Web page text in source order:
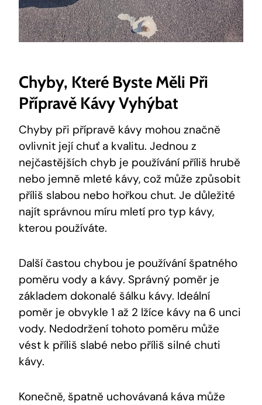
Chyby, Které Byste Měli Při
Přípravě Kávy Vyhýbat
Chyby při přípravě kávy mohou značně
ovlivnit její chuť a kvalitu. Jednou z
nejčastějších chyb je používání příliš hrubě
nebo jemně mleté kávy, což může způsobit
příliš slabou nebo hořkou chut. Je důležité
najít správnou míru mletí pro typ kávy,
kterou používáte.
Další častou chybou je používání špatného
poměru vody a kávy. Správný poměr je
základem dokonalé šálku kávy. Ideální
poměr je obvykle 1 až 2 lžíce kávy na 6 unci
vody. Nedodržení tohoto poměru může
vést k příliš slabé nebo příliš silné chuti
kávy.
Konečně, špatně uchovávaná káva může